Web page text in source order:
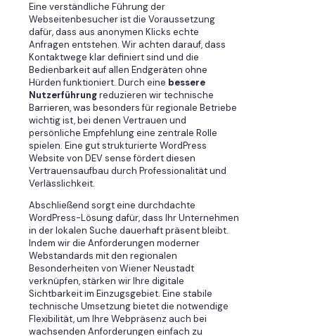
Eine verständliche Führung der
Webseitenbesucher ist die Voraussetzung
dafür, dass aus anonymen Klicks echte
Anfragen entstehen. Wir achten darauf, dass
Kontaktwege klar definiert sind und die
Bedienbarkeit auf allen Endgeräten ohne
Hürden funktioniert. Durch eine bessere
Nutzerführungreduzieren wir technische
Barrieren, was besonders für regionale Betriebe
wichtig ist, bei denen Vertrauen und
persönliche Empfehlung eine zentrale Rolle
spielen. Eine gut strukturierte WordPress
Website von DEV sense fördert diesen
Vertrauensaufbau durch Professionalität und
Verlässlichkeit.
Abschließend sorgt eine durchdachte
WordPress-Lösung dafür, dass Ihr Unternehmen
in der lokalen Suche dauerhaft präsent bleibt.
Indem wir die Anforderungen moderner
Webstandards mit den regionalen
Besonderheiten von Wiener Neustadt
verknüpfen, stärken wir Ihre digitale
Sichtbarkeit im Einzugsgebiet. Eine stabile
technische Umsetzung bietet die notwendige
Flexibilität, um Ihre Webpräsenz auch bei
wachsenden Anforderungen einfach zu